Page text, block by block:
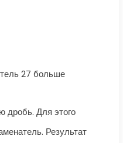
27 больше
дробь. Для этого
Результат